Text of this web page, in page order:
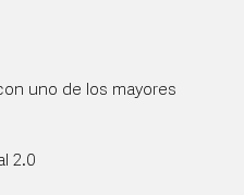
uno de los mayores
2.0